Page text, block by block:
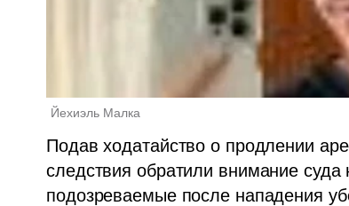
Йехиэль Малка
Подав ходатайство о продлении
следствия обратили внимание
подозреваемые после нападения